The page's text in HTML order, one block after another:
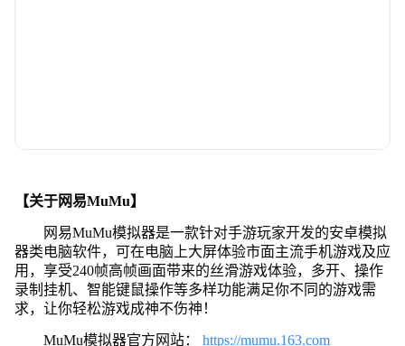
【关于网易MuMu】
网易MuMu模拟器是一款针对手游玩家开发的安卓模拟
器类电脑软件，可在电脑上大屏体验市面主流手机游戏及应
用，享受240帧高帧画面带来的丝滑游戏体验，多开、操作
录制挂机、智能键鼠操作等多样功能满足你不同的游戏需
求，让你轻松游戏成神不伤神！
MuMu模拟器官方网站： https://mumu.163.com